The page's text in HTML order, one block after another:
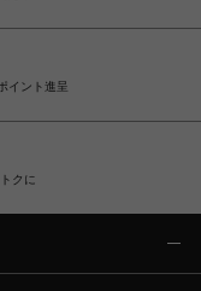
イント進呈
クに